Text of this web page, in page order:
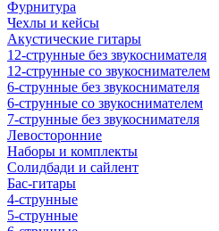
Фурнитура
Чехлы и кейсы
Акустические гитары
12-струнные без звукоснимателя
12-струнные со звукоснимателем
6-струнные без звукоснимателя
6-струнные со звукоснимателем
7-струнные без звукоснимателя
Левосторонние
Наборы и комплекты
Солидбади и сайлент
Бас-гитары
4-струнные
5-струнные